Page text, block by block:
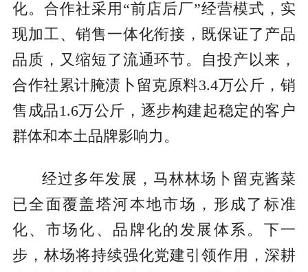
化。合作社采用“前店后厂”经营模式，实
现加工、销售一体化衔接，既保证了产品
品质，又缩短了流通环节。自投产以来，
合作社累计腌渍卜留克原料3.4万公斤，销
售成品1.6万公斤，逐步构建起稳定的客户
群体和本土品牌影响力。
经过多年发展，马林林场卜留克酱菜
已全面覆盖塔河本地市场，形成了标准
化、市场化、品牌化的发展体系。下一
步，林场将持续强化党建引领作用，深耕